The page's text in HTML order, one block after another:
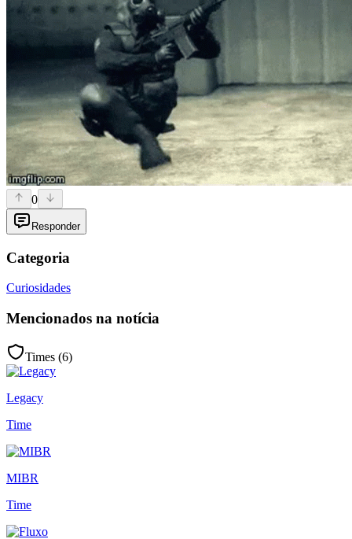
0
Responder
Categoria
Curiosidades
Mencionados na notícia
Times (6)
Legacy
Time
MIBR
Time